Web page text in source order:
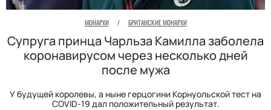
МОНАРХИ / БРИТАНСКИЕ МОНАРХИ
Супруга принца Чарльза Камилла заболела
коронавирусом через несколько дней
после мужа
У будущей королевы, а ныне герцогини Корнуольской тест на
COVID-19 дал положительный результат.